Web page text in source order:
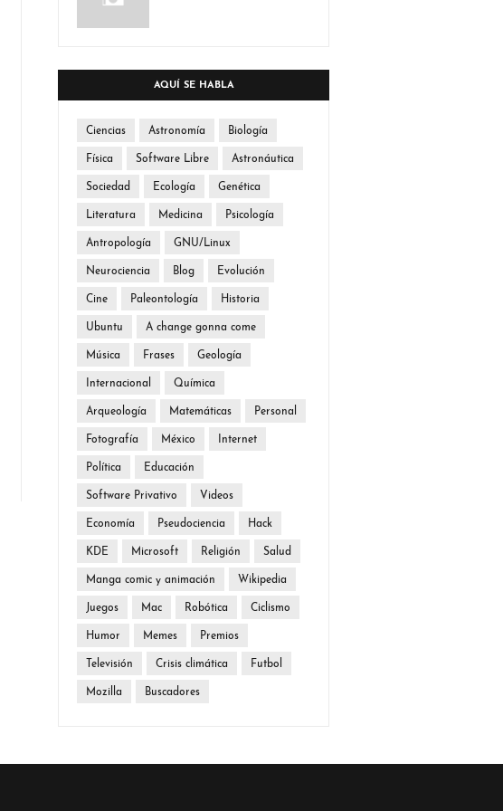
AQUÍ SE HABLA
Ciencias Astronomía Biología
Física Software Libre Astronáutica
Sociedad Ecología Genética
Literatura Medicina Psicología
Antropología GNU/Linux
Neurociencia Blog Evolución
Cine Paleontología Historia
Ubuntu A change gonna come
Música Frases Geología
Internacional Química
Arqueología Matemáticas Personal
Fotografía México Internet
Política Educación
Software Privativo Videos
Economía Pseudociencia Hack
KDE Microsoft Religión Salud
Manga comic y animación Wikipedia
Juegos Mac Robótica Ciclismo
Humor Memes Premios
Televisión Crisis climática Futbol
Mozilla Buscadores